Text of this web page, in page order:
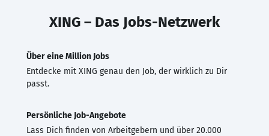
XING – Das Jobs-Netzwerk
Über eine Million Jobs
Entdecke mit XING genau den Job, der wirklich zu Dir
passt.
Persönliche Job-Angebote
Lass Dich finden von Arbeitgebern und über 20.000